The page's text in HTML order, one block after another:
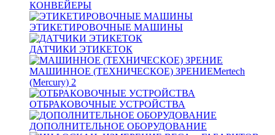
КОНВЕЙЕРЫ
ЭТИКЕТИРОВОЧНЫЕ МАШИНЫ
ДАТЧИКИ ЭТИКЕТОК
МАШИННОЕ (ТЕХНИЧЕСКОЕ) ЗРЕНИЕMertech
(Mercury) 2
ОТБРАКОВОЧНЫЕ УСТРОЙСТВА
ДОПОЛНИТЕЛЬНОЕ ОБОРУДОВАНИЕ